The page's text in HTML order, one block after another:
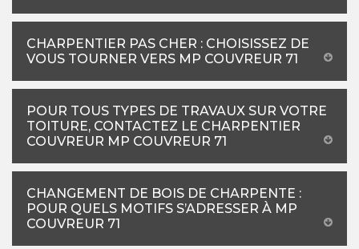
CHARPENTIER PAS CHER : CHOISISSEZ DE
VOUS TOURNER VERS MP COUVREUR 71
POUR TOUS TYPES DE TRAVAUX SUR VOTRE
TOITURE, CONTACTEZ LE CHARPENTIER
COUVREUR MP COUVREUR 71
CHANGEMENT DE BOIS DE CHARPENTE :
POUR QUELS MOTIFS S’ADRESSER À MP
COUVREUR 71